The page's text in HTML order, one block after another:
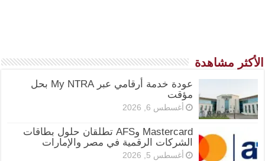
الأكثر مشاهدة
عودة خدمة أرقامي عبر My NTRA بحل
مؤقت
أغسطس 6, 2026
Mastercard وAFS تطلقان حلول بطاقات
الشركات الرقمية في مصر والإمارات
أغسطس 5, 2026